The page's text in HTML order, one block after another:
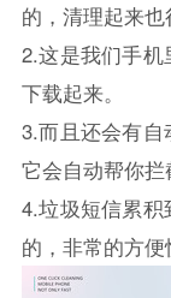
的，清理起来也
2.这是我们手
下载起来。
3.而且还会有自
它会自动帮你拦
4.垃圾短信累
的，非常的方便